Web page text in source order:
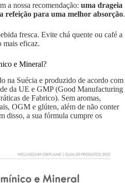
a nossa recomendação: uma drageia
refeição para uma melhor absorção.
fresca. Evite chá quente ou café a
mais eficaz.
e Mineral?
na Suécia e produzido de acordo com
da UE e GMP (Good Manufacturing
de Fabrico). Sem aromas,
OGM e glúten, além de não conter
disso, a sua fórmula cumpre os